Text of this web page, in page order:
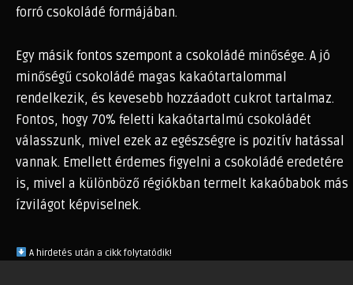
forró csokoládé formájában.
Egy másik fontos szempont a csokoládé minősége. A jó
minőségű csokoládé magas kakaótartalommal
rendelkezik, és kevesebb hozzáadott cukrot tartalmaz.
Fontos, hogy 70% feletti kakaótartalmú csokoládét
válasszunk, mivel ezek az egészségre is pozitív hatással
vannak. Emellett érdemes figyelni a csokoládé eredetére
is, mivel a különböző régiókban termelt kakaóbabok más
ízvilágot képviselnek.
A hirdetés után a cikk folytatódik!